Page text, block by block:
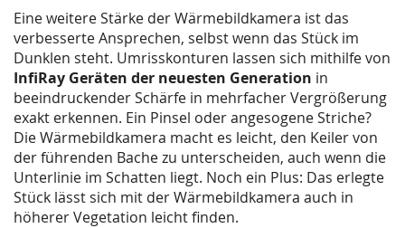
Eine weitere Stärke der Wärmebildkamera ist das
verbesserte Ansprechen, selbst wenn das Stück im
Dunklen steht. Umrisskonturen lassen sich mithilfe von
InfiRay Geräten der neuesten Generation in
beeindruckender Schärfe in mehrfacher Vergrößerung
exakt erkennen. Ein Pinsel oder angesogene Striche?
Die Wärmebildkamera macht es leicht, den Keiler von
der führenden Bache zu unterscheiden, auch wenn die
Unterlinie im Schatten liegt. Noch ein Plus: Das erlegte
Stück lässt sich mit der Wärmebildkamera auch in
höherer Vegetation leicht finden.